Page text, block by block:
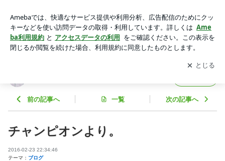
ブログ Powered by Ameba
アプリをダウンロードして ブログの更新通知
を受け取りまし
ょう。
開く
前の記事へ 一覧 次の記事へ
チャンピオンより。
2016-02-23 22:34:46
テーマ： ブログ